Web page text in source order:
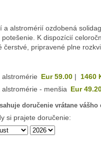
a alstromérií ozdobená
potešenie. K dispozícií
čerstvé, pripravené plne
alstromérie Eur 59.00 | 1460
alstromérie - menšia Eur
doručenievrátane vášho
si prajete doručenie: